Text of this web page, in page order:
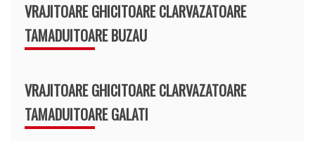
VRAJITOARE GHICITOARE CLARVAZATOARE
TAMADUITOARE BUZAU
VRAJITOARE GHICITOARE CLARVAZATOARE
TAMADUITOARE GALATI